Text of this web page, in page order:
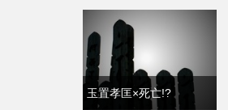
玉置孝匡×死亡!?